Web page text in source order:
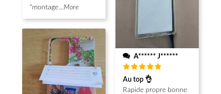
"montage...More
A****** J******
Note5
sur 5
Au top 👌
Rapide propre bonne